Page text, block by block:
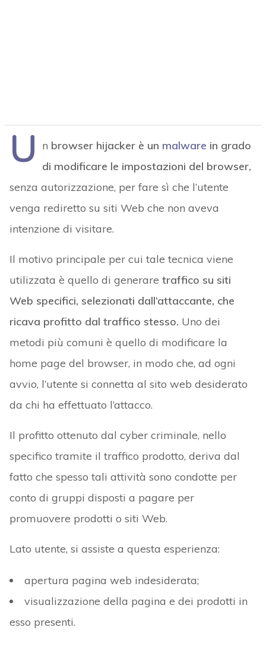
U n browser hijacker è un malware in grado
di modificare le impostazioni del browser,
senza autorizzazione, per fare sì che l’utente
venga rediretto su siti Web che non aveva
intenzione di visitare.
Il motivo principale per cui tale tecnica viene
utilizzata è quello di generare traffico su siti
Web specifici, selezionati dall’attaccante, che
ricava profitto dal traffico stesso. Uno dei
metodi più comuni è quello di modificare la
home page del browser, in modo che, ad ogni
avvio, l’utente si connetta al sito web desiderato
da chi ha effettuato l’attacco.
Il profitto ottenuto dal cyber criminale, nello
specifico tramite il traffico prodotto, deriva dal
fatto che spesso tali attività sono condotte per
conto di gruppi disposti a pagare per
promuovere prodotti o siti Web.
Lato utente, si assiste a questa esperienza:
apertura pagina web indesiderata;
visualizzazione della pagina e dei prodotti in
esso presenti.